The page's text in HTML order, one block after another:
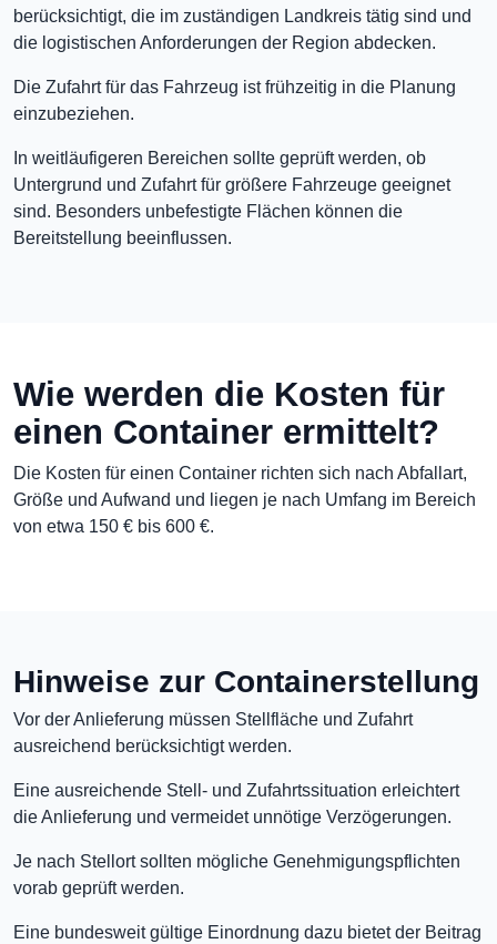
berücksichtigt, die im zuständigen Landkreis tätig sind und
die logistischen Anforderungen der Region abdecken.
Die Zufahrt für das Fahrzeug ist frühzeitig in die Planung
einzubeziehen.
In weitläufigeren Bereichen sollte geprüft werden, ob
Untergrund und Zufahrt für größere Fahrzeuge geeignet
sind. Besonders unbefestigte Flächen können die
Bereitstellung beeinflussen.
Wie werden die Kosten für
einen Container ermittelt?
Die Kosten für einen Container richten sich nach Abfallart,
Größe und Aufwand und liegen je nach Umfang im Bereich
von etwa 150 € bis 600 €.
Hinweise zur Containerstellung
Vor der Anlieferung müssen Stellfläche und Zufahrt
ausreichend berücksichtigt werden.
Eine ausreichende Stell- und Zufahrtssituation erleichtert
die Anlieferung und vermeidet unnötige Verzögerungen.
Je nach Stellort sollten mögliche Genehmigungspflichten
vorab geprüft werden.
Eine bundesweit gültige Einordnung dazu bietet der Beitrag